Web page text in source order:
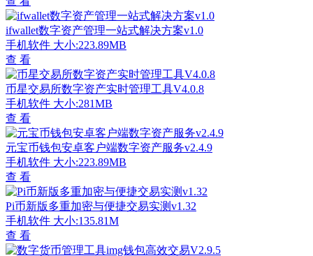
ifwallet数字资产管理一站式解决方案v1.0
手机软件 大小:223.89MB
查 看
币星交易所数字资产实时管理工具V4.0.8
手机软件 大小:281MB
查 看
元宝币钱包安卓客户端数字资产服务v2.4.9
手机软件 大小:223.89MB
查 看
Pi币新版多重加密与便捷交易实测v1.32
手机软件 大小:135.81M
查 看